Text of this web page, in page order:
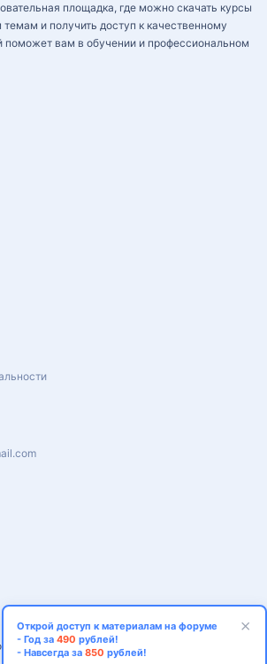
и правила Политика конфиденциальности
площадка, где можно скачать курсы
и получить доступ к качественному
поможет вам в обучении и профессиональном
Открой доступ к материалам на форуме
- Год за 490 рублей!
- Навсегда за 850 рублей!